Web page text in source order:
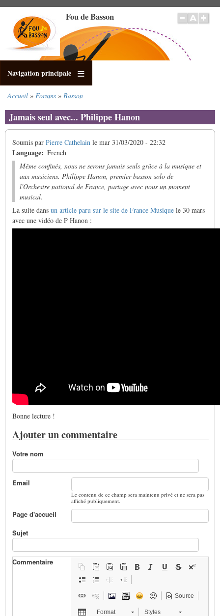
contenu
principal
Fou de Basson
Navigation principale
d'Ariane
Accueil Forums Basson
Jamais seul avec... Philippe Hanon
Soumis par Pierre Cathelain le mar 31/03/2020 - 22:32
Language
French
Même confinés, nous ne serons jamais seuls grâce à la musique et
aux musiciens. Philippe Hanon, premier basson solo de
l'Orchestre national de France, partage avec nous un moment
musical.
La suite dans un article paru sur le site de France Musique le 30 mars
avec une vidéo de P Hanon :
Bonne lecture !
Ajouter un commentaire
Votre nom
Email
Le contenu de ce champ sera maintenu privé et ne sera pas
affiché publiquement.
Page d'accueil
Sujet
Commentaire
Source
Format Styles